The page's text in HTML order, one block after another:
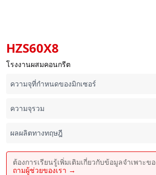
HZS60X8
โรงงานผสมคอนกรีต
ความจุที่กำหนดของมิกเซอร์
ความจุรวม
ผลผลิตทางทฤษฎี
ต้องการเรียนรู้เพิ่มเติมเกี่ยวกับข้อมูลจำเพาะ
ถามผู้ช่วยของเรา →